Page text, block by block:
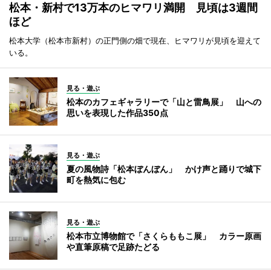
松本・新村で13万本のヒマワリ満開 見頃は3週間
ほど
松本大学（松本市新村）の正門側の畑で現在、ヒマワリが見頃を迎えて
いる。
見る・遊ぶ
松本のカフェギャラリーで「山と雷鳥展」 山への
思いを表現した作品350点
見る・遊ぶ
夏の風物詩「松本ぼんぼん」 かけ声と踊りで城下
町を熱気に包む
見る・遊ぶ
松本市立博物館で「さくらももこ展」 カラー原画
や直筆原稿で足跡たどる